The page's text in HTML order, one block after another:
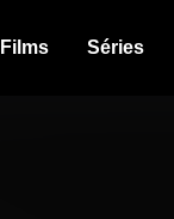
Films Séries